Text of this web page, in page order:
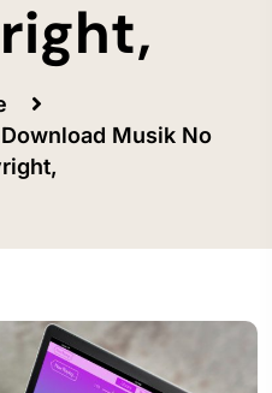
Musik No